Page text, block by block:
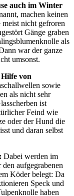
auch im Winter
machen keinen
nicht gefroren
Gänge graben
als
war der ganze
umsonst.
von
sowie
als nicht sehr
ist
Feind wie
oder der Hund die
und daran selbst
Dabei werden im
aufgegrabenen
Köder belegt: Da
Speck und
haben